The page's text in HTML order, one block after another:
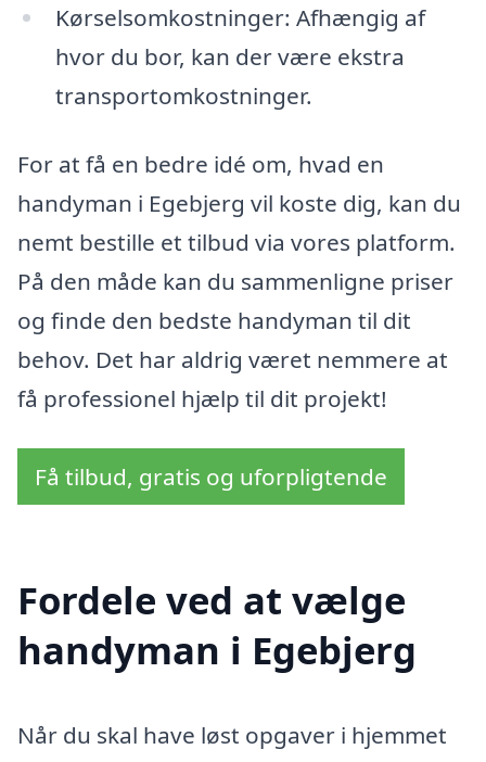
Kørselsomkostninger: Afhængig af
hvor du bor, kan der være ekstra
transportomkostninger.
For at få en bedre idé om, hvad en
handyman i Egebjerg vil koste dig, kan du
nemt bestille et tilbud via vores platform.
På den måde kan du sammenligne priser
og finde den bedste handyman til dit
behov. Det har aldrig været nemmere at
få professionel hjælp til dit projekt!
Få tilbud, gratis og uforpligtende
Fordele ved at vælge
handyman i Egebjerg
Når du skal have løst opgaver i hjemmet